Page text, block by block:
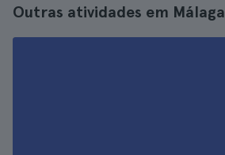
Outras atividades em Málaga